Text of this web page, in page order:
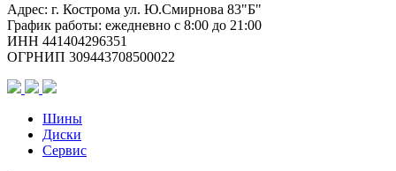
V-
522
TL
(шип.)
Адрес: г. Кострома ул. Ю.Смирнова 83"Б"
График работы: ежедневно с 8:00 до 21:00
ИНН 441404296351
ОГРНИП 309443708500022
Шины
Диски
Сервис